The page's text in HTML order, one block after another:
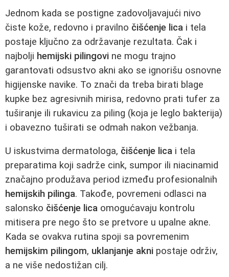
Jednom kada se postigne zadovoljavajući nivo
čiste kože, redovno i pravilno čišćenje lica i tela
postaje ključno za održavanje rezultata. Čak i
najbolji hemijski pilingovi ne mogu trajno
garantovati odsustvo akni ako se ignorišu osnovne
higijenske navike. To znači da treba birati blage
kupke bez agresivnih mirisa, redovno prati tufer za
tuširanje ili rukavicu za piling (koja je leglo bakterija)
i obavezno tuširati se odmah nakon vežbanja.
U iskustvima dermatologa, čišćenje lica i tela
preparatima koji sadrže cink, sumpor ili niacinamid
značajno produžava period između profesionalnih
hemijskih pilinga. Takođe, povremeni odlasci na
salonsko čišćenje lica omogućavaju kontrolu
mitisera pre nego što se pretvore u upalne akne.
Kada se ovakva rutina spoji sa povremenim
hemijskim pilingom, uklanjanje akni postaje održiv,
a ne više nedostižan cilj.